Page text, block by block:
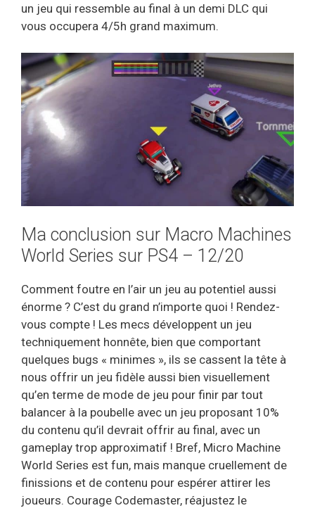
un jeu qui ressemble au final à un demi DLC qui
vous occupera 4/5h grand maximum.
Ma conclusion sur Macro Machines
World Series sur PS4 – 12/20
Comment foutre en l’air un jeu au potentiel aussi
énorme ? C’est du grand n’importe quoi ! Rendez-
vous compte ! Les mecs développent un jeu
techniquement honnête, bien que comportant
quelques bugs « minimes », ils se cassent la tête à
nous offrir un jeu fidèle aussi bien visuellement
qu’en terme de mode de jeu pour finir par tout
balancer à la poubelle avec un jeu proposant 10%
du contenu qu’il devrait offrir au final, avec un
gameplay trop approximatif ! Bref, Micro Machine
World Series est fun, mais manque cruellement de
finissions et de contenu pour espérer attirer les
joueurs. Courage Codemaster, réajustez le